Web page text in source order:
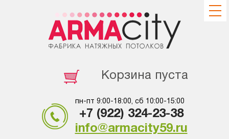
Корзина пуста
пн-пт 9:00-18:00, сб 10:00-15:00
+7 (922) 324-23-38
info@armacity59.ru